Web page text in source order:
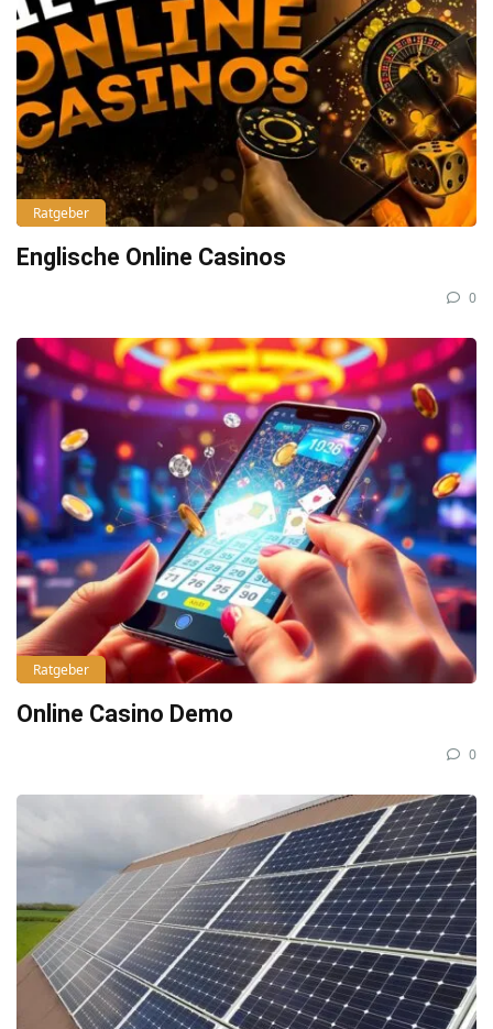
Ratgeber
Englische Online Casinos
0
Ratgeber
Online Casino Demo
0